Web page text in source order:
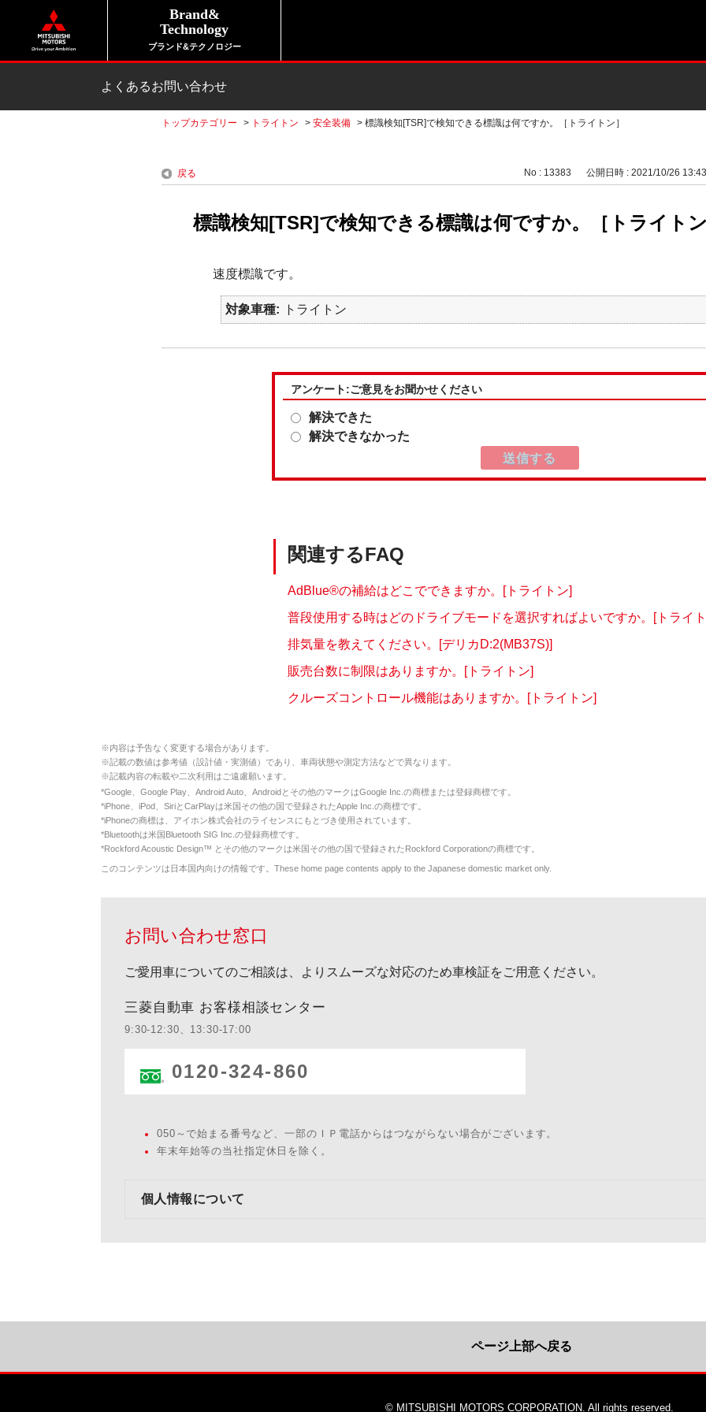
Brand&
Technology
ブランド&テクノロジー
よくあるお問い合わせ
トップカテゴリー > トライトン > 安全装備 > 標識検知[TSR]で検知できる標識は何ですか。［トライトン］
戻る No : 13383 公開日時 : 2021/10/26 13:43
標識検知[TSR]で検知できる標識は何ですか。［トライト
速度標識です。
対象車種 トライトン
アンケート:ご意見をお聞かせください
解決できた
解決できなかった
関連するFAQ
AdBlue®の補給はどこでできますか。[トライトン]
普段使用する時はどのドライブモードを選択すればよいですか。[トライ
排気量を教えてください。[デリカD:2(MB37S)]
販売台数に制限はありますか。[トライトン]
クルーズコントロール機能はありますか。[トライトン]
※内容は予告なく変更する場合があります。
※記載の数値は参考値（設計値・実測値）であり、車両状態や測定方法などで異なります。
※記載内容の転載や二次利用はご遠慮願います。
*Google、Google Play、Android Auto、Androidとその他のマークはGoogle Inc.の商標または登録商標です。
*iPhone、iPod、SiriとCarPlayは米国その他の国で登録されたApple Inc.の商標です。
*iPhoneの商標は、アイホン株式会社のライセンスにもとづき使用されています。
*Bluetoothは米国Bluetooth SIG Inc.の登録商標です。
*Rockford Acoustic Design™ とその他のマークは米国その他の国で登録されたRockford Corporationの商標です。
このコンテンツは日本国内向けの情報です。These home page contents apply to the Japanese domestic market only.
お問い合わせ窓口
ご愛用車についてのご相談は、よりスムーズな対応のため車検証をご用意ください。
三菱自動車 お客様相談センター
9:30-12:30、13:30-17:00
0120-324-860
050～で始まる番号など、一部のＩＰ電話からはつながらない場合がございます。
年末年始等の当社指定休日を除く。
個人情報について
ページ上部へ戻る
© MITSUBISHI MOTORS CORPORATION. All rights reserved.